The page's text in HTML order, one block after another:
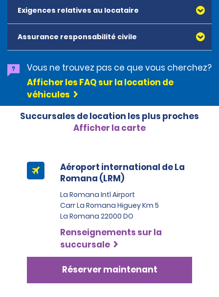
à la perte du véhicule. Si le locataire refuse la CDW-TP
avec preuve de couverture et qu’il ne souscrit pas à la
protection, il devra assumer le coût total des
dommages au véhicule. La couverture en cas de
pas acceptée en République dominicaine.
Exigences relatives au locataire
Assurance responsabilité civile
Vous ne trouvez pas ce que vous cherchez?
Afficher les FAQ sur la location de
véhicules
Succursales de location les plus proches
Afficher la carte
Aéroport international de La
Romana (LRM)
La Romana Intl Airport
Carr La Romana Higuey Km 5
La Romana 22000 DO
Renseignements sur la
succursale
Réserver maintenant